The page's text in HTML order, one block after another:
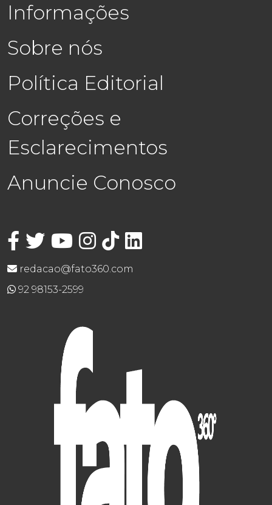
Informações
Sobre nós
Política Editorial
Correções e
Esclarecimentos
Anuncie Conosco
redacao@fato360.com
92 98153-2599